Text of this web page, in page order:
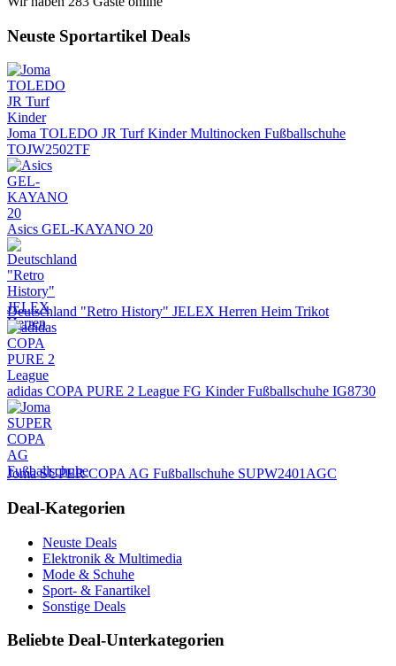
Neuste Sportartikel Deals
Joma TOLEDO JR Turf Kinder Multinocken Fußballschuhe
TOJW2502TF
Asics GEL-KAYANO 20
Deutschland "Retro History" JELEX Herren Heim Trikot
adidas COPA PURE 2 League FG Kinder Fußballschuhe IG8730
Joma SUPER COPA AG Fußballschuhe SUPW2401AGC
Deal-Kategorien
Neuste Deals
Elektronik & Multimedia
Mode & Schuhe
Sport- & Fanartikel
Sonstige Deals
Beliebte Deal-Unterkategorien